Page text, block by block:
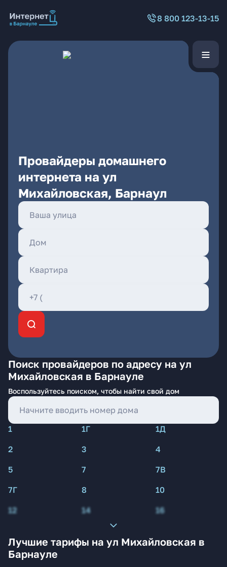
8 800 123-13-15
Провайдеры домашнего
интернета на ул
Михайловская, Барнаул
Поиск провайдеров по адресу на ул
Михайловская в Барнауле
Воспользуйтесь поиском, чтобы найти свой дом
1 1Г
1Д
2
3
4
5
7
7В
7Г
8
10
12
14 16
Лучшие тарифы на ул Михайловская в
Барнауле